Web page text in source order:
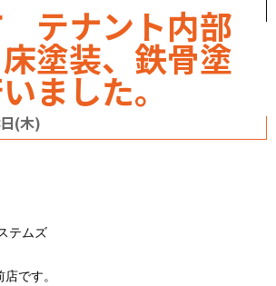
テナント内部
塗装、鉄骨塗
ました。
(木)
テムズ
です。